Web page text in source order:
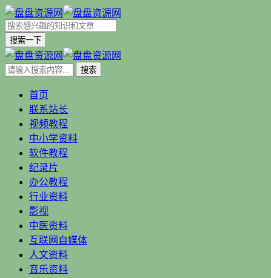
搜索一下
首页
联系站长
视频教程
中小学资料
软件教程
纪录片
办公教程
行业资料
影视
中医资料
互联网自媒体
人文资料
音乐资料